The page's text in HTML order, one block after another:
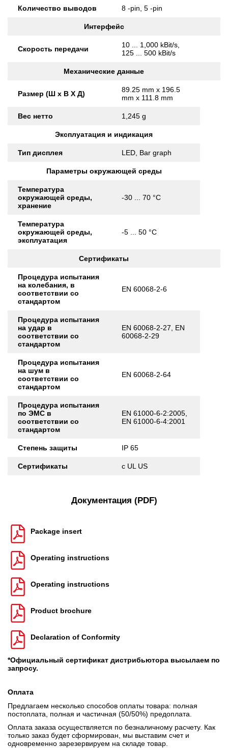
Количество выводов 8 -pin, 5 -pin
Интерфейс
Скорость передачи
10 ... 1,000 kBit/s,
125 ... 500 kBit/s
Механические данные
Размер (Ш x В X Д)
89.25 mm x 196.5
mm x 111.8 mm
Вес нетто 1,245 g
Эксплуатация и индикация
Тип дисплея LED, Bar graph
Параметры окружающей среды
Температура
окружающей среды,
хранение
-30 ... 70 °C
Температура
окружающей среды,
эксплуатация
-5 ... 50 °C
Сертификаты
Процедура испытания
на колебания, в
соответствии со
стандартом
EN 60068-2-6
Процедура испытания
на удар в
соответствии со
стандартом
EN 60068-2-27, EN
60068-2-29
Процедура испытания
на шум в
соответствии со
стандартом
EN 60068-2-64
Процедура испытания
по ЭМС в
соответствии со
стандартом
EN 61000-6-2:2005,
EN 61000-6-4:2001
Степень защиты IP 65
Сертификаты c UL US
Документация (PDF)
Package insert
Operating instructions
Operating instructions
Product brochure
Declaration of Conformity
*Официальный сертификат дистрибьютора высылаем по
запросу.
Оплата
Предлагаем несколько способов оплаты товара: полная
постоплата, полная и частичная (50/50%) предоплата.
Оплата заказа осуществляется по безналичному расчету. Как
только заказ будет сформирован, мы выставим счет и
одновременно зарезервируем на складе товар.